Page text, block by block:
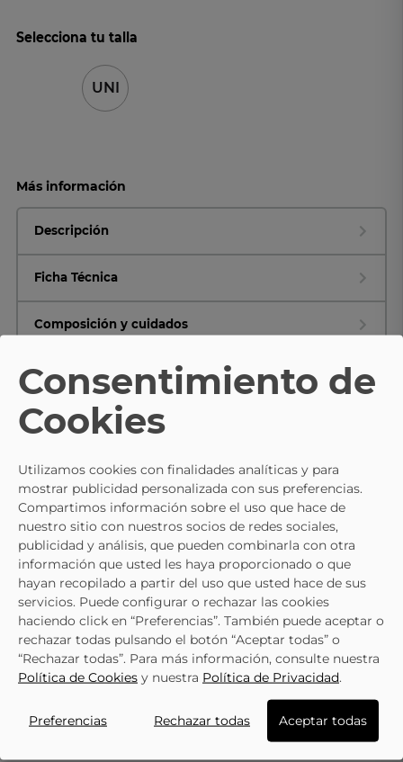
Selecciona tu talla
UNI
Más información
Descripción
Ficha Técnica
Composición y cuidados
TE PUEDE INTERESAR
KARACTERMANIA
Consentimiento de
Cookies
Utilizamos cookies con finalidades analíticas y para
mostrar publicidad personalizada con sus preferencias.
Compartimos información sobre el uso que hace de
nuestro sitio con nuestros socios de redes sociales,
publicidad y análisis, que pueden combinarla con otra
información que usted les haya proporcionado o que
hayan recopilado a partir del uso que usted hace de sus
servicios. Puede configurar o rechazar las cookies
haciendo click en “Preferencias”. También puede aceptar o
rechazar todas pulsando el botón “Aceptar todas” o
“Rechazar todas”. Para más información, consulte nuestra
Política de Cookies y nuestra Política de Privacidad.
Preferencias Rechazar todas Aceptar todas